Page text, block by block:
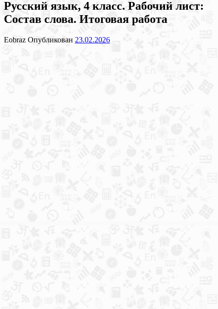
Русский язык, 4 класс. Рабочий лист:
Состав слова. Итоговая работа
Eobraz Опубликован 23.02.2026